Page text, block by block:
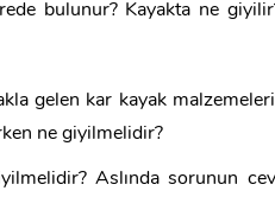
bulunur? Kayakta ne
gelen kar kayak malzemeleri
ne giyilmelidir?
Aslında sorunun